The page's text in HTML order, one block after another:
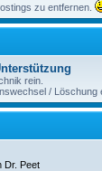
zu entfernen.
rein.
/ Löschung
Dr. Peet